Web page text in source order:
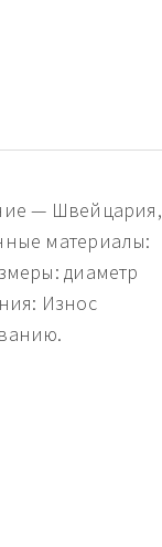
— Швейцария,
материалы:
диаметр
Износ